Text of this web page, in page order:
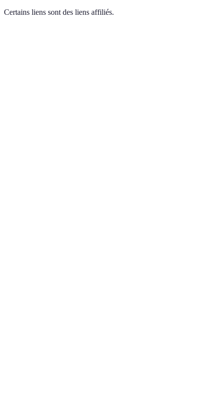
Certains liens sont des liens affiliés.